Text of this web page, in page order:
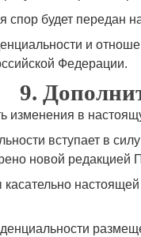
будет передан
и
Федерации.
9.
изменения в
вступает в
новой редакцией